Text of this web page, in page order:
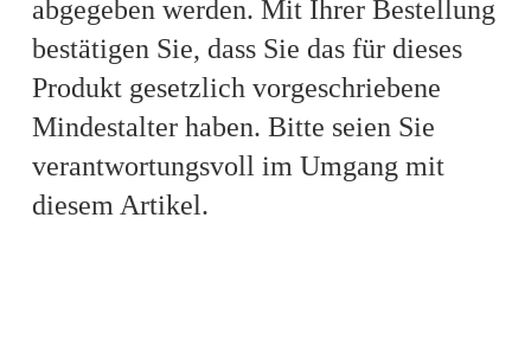
abgegeben werden. Mit Ihrer Bestellung
bestätigen Sie, dass Sie das für dieses
Produkt gesetzlich vorgeschriebene
Mindestalter haben. Bitte seien Sie
verantwortungsvoll im Umgang mit
diesem Artikel.